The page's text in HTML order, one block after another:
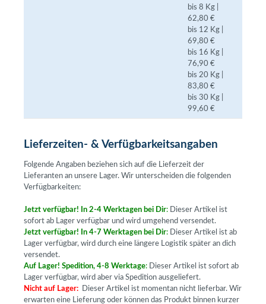
bis 8 Kg |
62,80 €
bis 12 Kg |
69,80 €
bis 16 Kg |
76,90 €
bis 20 Kg |
83,80 €
bis 30 Kg |
99,60 €
Lieferzeiten- & Verfügbarkeitsangaben
Folgende Angaben beziehen sich auf die Lieferzeit der
Lieferanten an unsere Lager. Wir unterscheiden die folgenden
Verfügbarkeiten:
Jetzt verfügbar! In 2-4 Werktagen bei Dir: Dieser Artikel ist
sofort ab Lager verfügbar und wird umgehend versendet.
Jetzt verfügbar! In 4-7 Werktagen bei Dir: Dieser Artikel ist ab
Lager verfügbar, wird durch eine längere Logistik später an dich
versendet.
Auf Lager! Spedition, 4-8 Werktage: Dieser Artikel ist sofort ab
Lager verfügbar, wird aber via Spedition ausgeliefert.
Nicht auf Lager:
Dieser Artikel ist momentan nicht lieferbar. Wir
erwarten eine Lieferung oder können das Produkt binnen kurzer